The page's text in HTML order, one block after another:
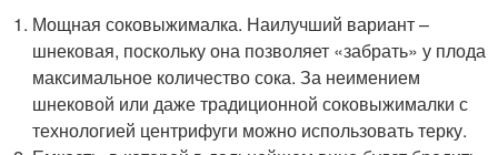
Мощная соковыжималка. Наилучший вариант –
шнековая, поскольку она позволяет «забрать» у плода
максимальное количество сока. За неимением
шнековой или даже традиционной соковыжималки с
технологией центрифуги можно использовать терку.